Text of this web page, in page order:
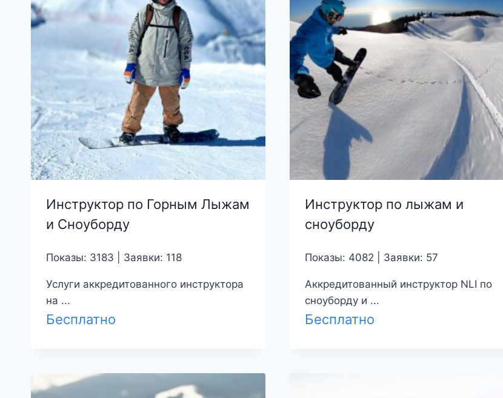
Инструктор по Горным Лыжам
и Сноуборду
Показы: 3183 | Заявки: 118
Услуги аккредитованного инструктора
на ...
Бесплатно
Инструктор по лыжам и
сноуборду
Показы: 4082 | Заявки: 57
Аккредитованный инструктор NLI по
сноуборду и ...
Бесплатно